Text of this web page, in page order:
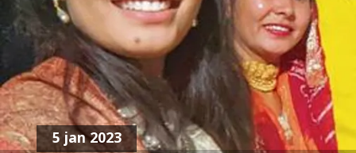
5 jan 2023